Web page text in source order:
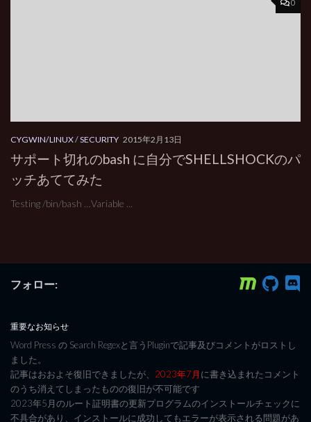
0
CYGWIN/LINUX/SECURITY 2015年2月13日
サポート切れのbash に自分でSHELLSHOCKのパ
ッチあててみた
Testing /bin/bash …Variable ...
フォロー:
重要なお知らせ
Word Press の Search Regexと言うPluginで記事及びコメントがロストし
ました。
記事はおおよそ復旧できましたが、 2023年7月に書き込まれたコメント
のうち消えてしまったものの復旧が不可能です
2023年5月のルート証明書の更新プログラムのインストールチェックに
不具合があり、インストールに成功してもエラーが表示される問題があ